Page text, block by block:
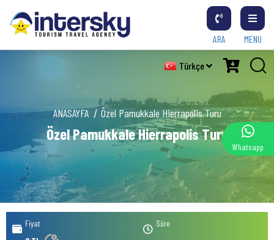
MENU
ARA
Türkçe
ANASAYFA Özel Pamukkale Hierrapolis Turu
Özel Pamukkale Hierrapolis Turu
Fiyat
Süre
Whatsapp